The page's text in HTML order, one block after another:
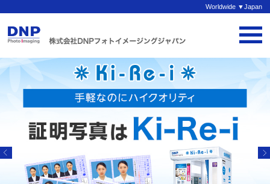
Worldwide ▼Japan